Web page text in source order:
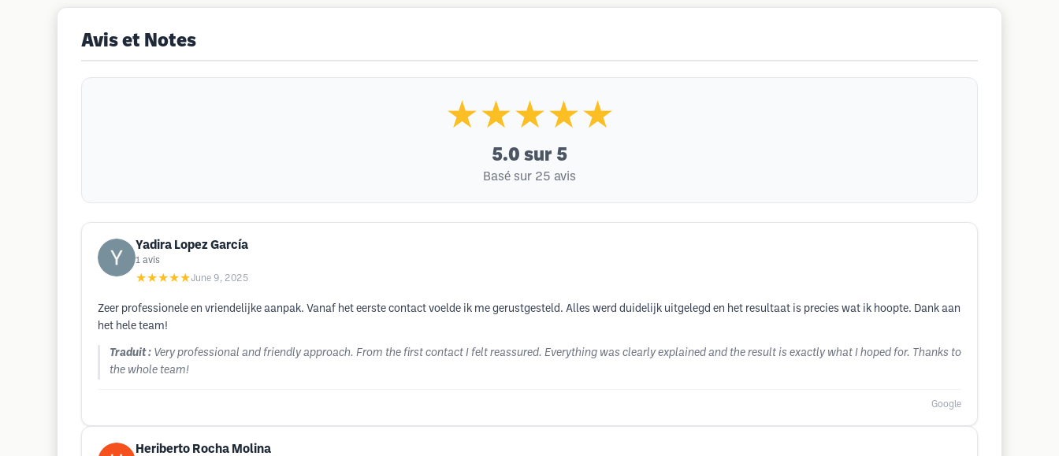
Avis et Notes
★★★★★
5.0 sur 5
Basé sur 25 avis
Yadira Lopez García
1 avis
★★★★★June 9, 2025
Zeer professionele en vriendelijke aanpak. Vanaf het eerste contact voelde ik me gerustgesteld. Alles werd duidelijk uitgelegd en het resultaat is precies wat ik hoopte. Dank aan
het hele team!
Traduit : Very professional and friendly approach. From the first contact I felt reassured. Everything was clearly explained and the result is exactly what I hoped for. Thanks to
the whole team!
Google
Heriberto Rocha Molina